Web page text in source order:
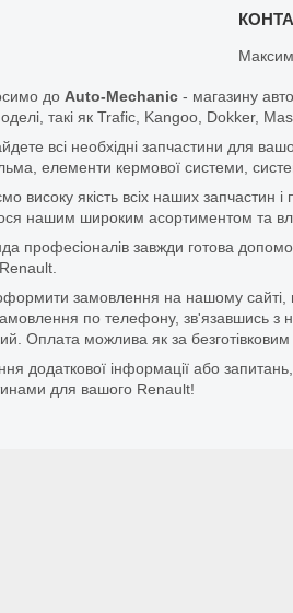
до Auto-Mechanic - магазину
такі як Trafic, Kangoo, Dokker,
всі необхідні запчастини для
елементи кермової системи,
високу якість всіх наших
нашим широким асортиментом та
професіоналів завжди готова
замовлення на нашому сайті,
по телефону, зв'язавшись з
Оплата можлива як за
додаткової інформації або
для вашого Renault!